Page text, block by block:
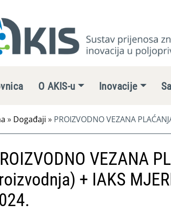
O AKIS-u Inovacije
» Događaji » PROIZVODNO VEZANA
VEZANA
+ IAKS